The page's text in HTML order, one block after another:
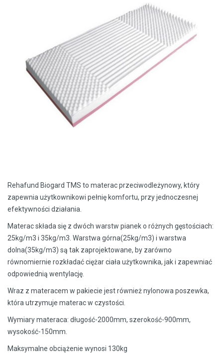
Rehafund Biogard TMS to materac przeciwodleżynowy, który
zapewnia użytkownikowi pełnię komfortu, przy jednoczesnej
efektywności działania.
Materac składa się z dwóch warstw pianek o różnych gęstościach:
25kg/m3 i 35kg/m3. Warstwa górna(25kg/m3) i warstwa
dolna(35kg/m3) są tak zaprojektowane, by zarówno
równomiernie rozkładać ciężar ciała użytkownika, jak i zapewniać
odpowiednią wentylację.
Wraz z materacem w pakiecie jest również nylonowa poszewka,
która utrzymuje materac w czystości.
Wymiary materaca: długość-2000mm, szerokość-900mm,
wysokość-150mm.
Maksymalne obciążenie wynosi 130kg